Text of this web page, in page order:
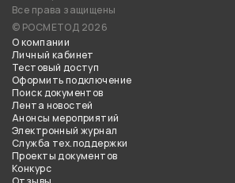
Все права защищены
© РОСМЕТОД 2026
О компании
Личный кабинет
Тестовый доступ
Оформить подключение
Поиск документов
Лента новостей
Анонсы мероприятий
Электронный журнал
Служба тех.поддержки
Проекты документов
Конкурс